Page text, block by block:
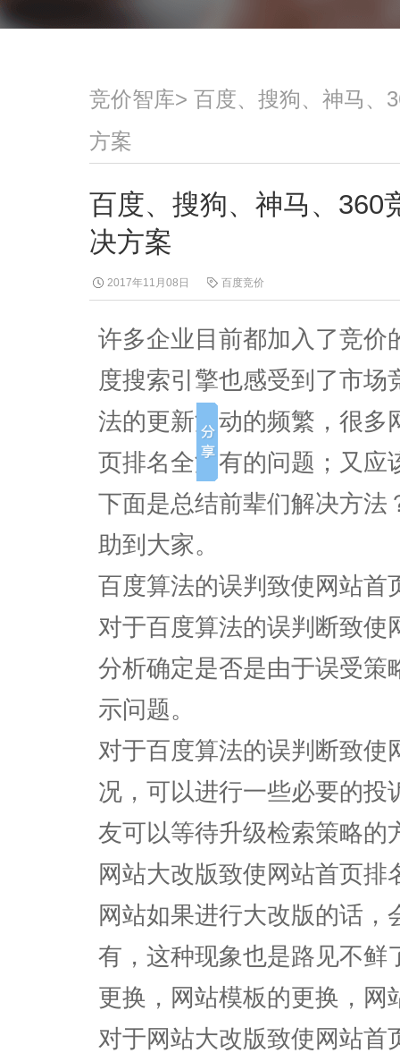
竞价智库> 百度、搜狗、神马、
方案
百度、搜狗、神马、360
决方案
2017年11月08日 百度竞价
许多企业目前都加入了竞价
度搜索引擎也感受到了市
法的更新波动的频繁，很多
页排名全没有的问题；又应
下面是总结前辈们解决方法
助到大家。
百度算法的误判致使网站首
对于百度算法的误判断致
分析确定是否是由于误受策
示问题。
对于百度算法的误判断致使
况，可以进行一些必要的投
友可以等待升级检索策略的
网站大改版致使网站首页排
网站如果进行大改版的话
有，这种现象也是路见不鲜
更换，网站模板的更换，网
对于网站大改版致使网站